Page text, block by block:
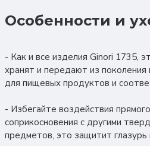
Особенности и
- Как и все изделия Ginori 1735,
хранят и передают из поколения
для пищевых продуктов и
- Избегайте воздействия
соприкосновения с другими
предметов, это защитит